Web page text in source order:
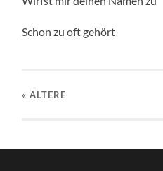
Schon zu oft gehört
« ÄLTERE